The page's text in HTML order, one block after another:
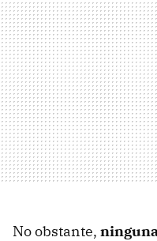
No obstante,